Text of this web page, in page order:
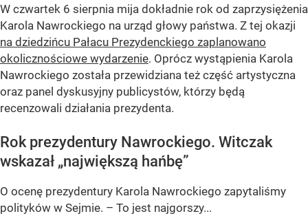
W czwartek 6 sierpnia mija dokładnie rok od zaprzysiężenia
Karola Nawrockiego na urząd głowy państwa. Z tej okazji
na dziedzińcu Pałacu Prezydenckiego zaplanowano
okolicznościowe wydarzenie. Oprócz wystąpienia Karola
Nawrockiego została przewidziana też część artystyczna
oraz panel dyskusyjny publicystów, którzy będą
recenzowali działania prezydenta.
Rok prezydentury Nawrockiego. Witczak
wskazał „największą hańbę”
O ocenę prezydentury Karola Nawrockiego zapytaliśmy
polityków w Sejmie. – To jest najgorszy...